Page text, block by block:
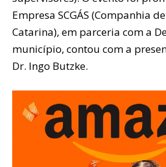
Empresa SCGÁS (Companhia
Catarina), em parceria com a
município, contou com a
Dr. Ingo Butzke.